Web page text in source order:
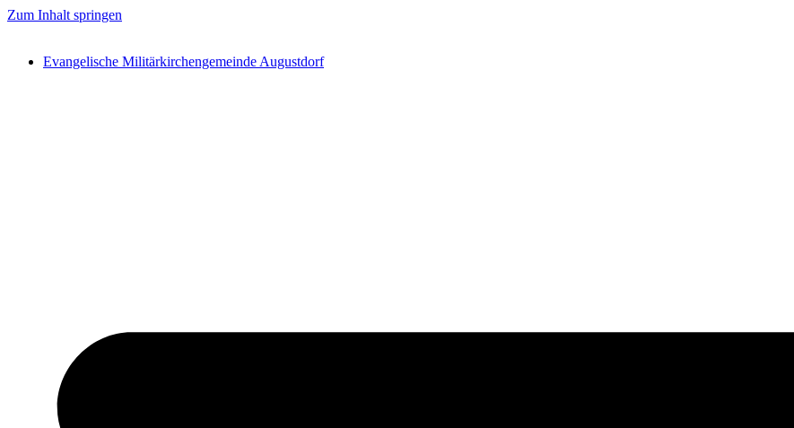
Zum Inhalt springen
Evangelische Militärkirchengemeinde Augustdorf